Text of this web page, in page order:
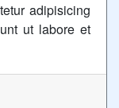
adipisicing
ut labore et